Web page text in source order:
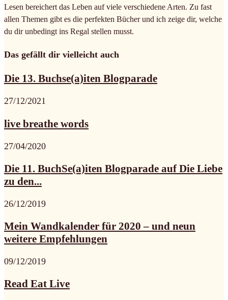
Lesen bereichert das Leben auf viele verschiedene Arten. Zu fast
allen Themen gibt es die perfekten Bücher und ich zeige dir, welche
du dir unbedingt ins Regal stellen musst.
Das gefällt dir vielleicht auch
Die 13. Buchse(a)iten Blogparade
27/12/2021
live breathe words
27/04/2020
Die 11. BuchSe(a)iten Blogparade auf Die Liebe
zu den...
26/12/2019
Mein Wandkalender für 2020 – und neun
weitere Empfehlungen
09/12/2019
Read Eat Live